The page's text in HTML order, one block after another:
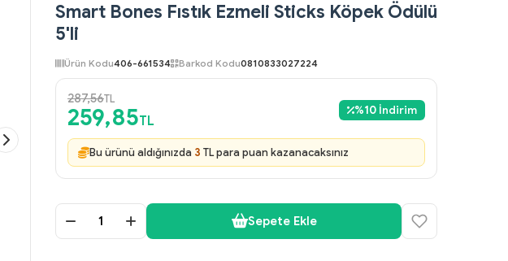
Smart Bones Fıstık Ezmeli Sticks Köpek Ödülü
5'li
Ürün Kodu406-661534 Barkod Kodu0810833027224
287,56TL
259,85TL
%10 İndirim
Bu ürünü aldığınızda 3 TL para puan kazanacaksınız
Sepete Ekle